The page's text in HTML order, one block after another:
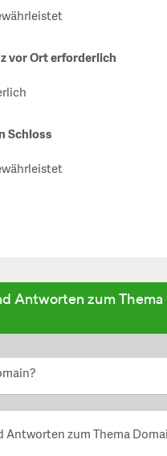
vor Ort erforderlich
Schloss
Antworten zum Thema
Antworten zum Thema